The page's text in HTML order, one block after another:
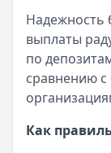
Надежность
выплаты
по
сравнению
Как